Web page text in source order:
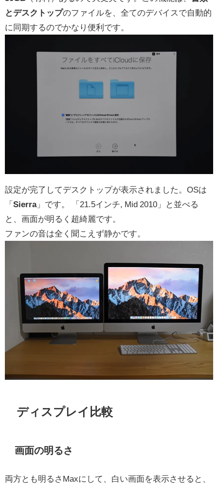
とデスクトップのファイルを、全てのデバイスで自動的
に同期するのでかなり便利です。
設定が完了してデスクトップが表示されました。OSは
「 Sierra 」です。 「21.5インチ, Mid 2010」と並べる
と、画面が明るく超綺麗です。
ファンの音は全く聞こえず静かです。
ディスプレイ比較
画面の明るさ
両方とも明るさMaxにして、白い画面を表示させると、